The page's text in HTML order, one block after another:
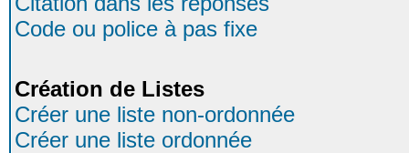
Code ou police à pas fixe
Création de Listes
Créer une liste non-ordonnée
Créer une liste ordonnée